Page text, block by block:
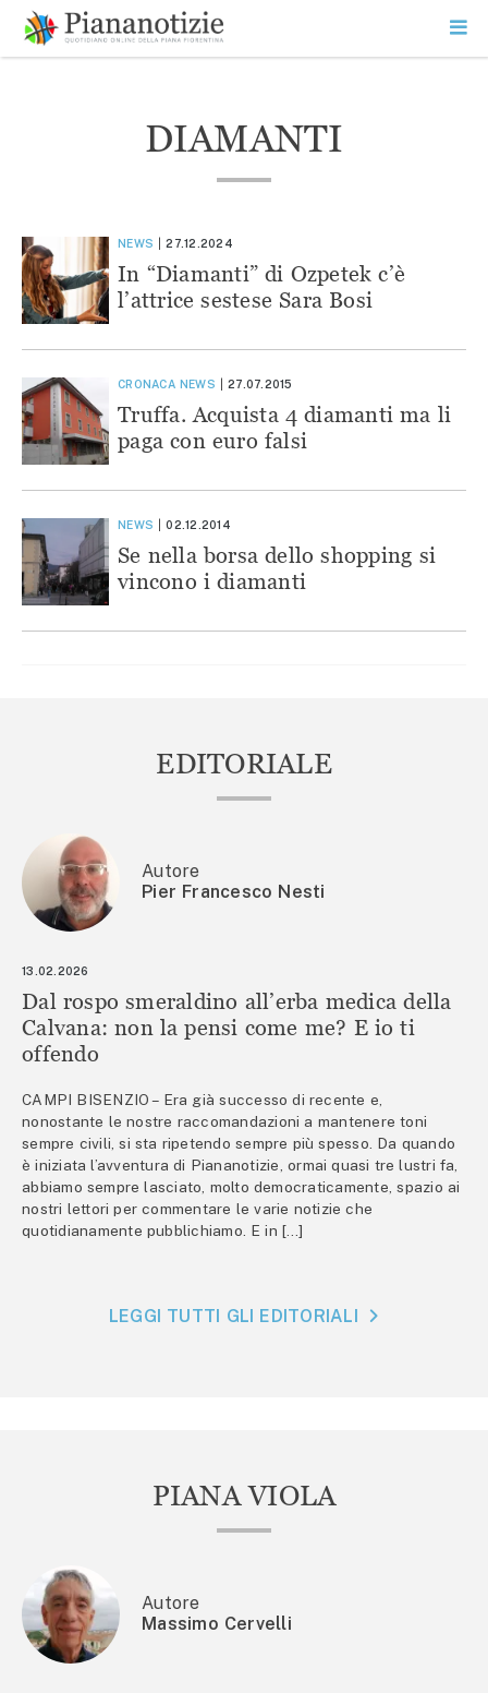
contenuto
SEARCH
DIAMANTI
NEWS 27.12.2024
In “Diamanti” di Ozpetek c’è
l’attrice sestese Sara Bosi
CRONACA NEWS 27.07.2015
Truffa. Acquista 4 diamanti ma li
paga con euro falsi
NEWS 02.12.2014
Se nella borsa dello shopping si
vincono i diamanti
EDITORIALE
Autore
Pier Francesco Nesti
13.02.2026
Dal rospo smeraldino all’erba medica della
Calvana: non la pensi come me? E io ti
offendo
CAMPI BISENZIO – Era già successo di recente e,
nonostante le nostre raccomandazioni a mantenere toni
sempre civili, si sta ripetendo sempre più spesso. Da quando
è iniziata l’avventura di Piananotizie, ormai quasi tre lustri fa,
abbiamo sempre lasciato, molto democraticamente, spazio ai
nostri lettori per commentare le varie notizie che
quotidianamente pubblichiamo. E in […]
LEGGI TUTTI GLI EDITORIALI
PIANA VIOLA
Autore
Massimo Cervelli